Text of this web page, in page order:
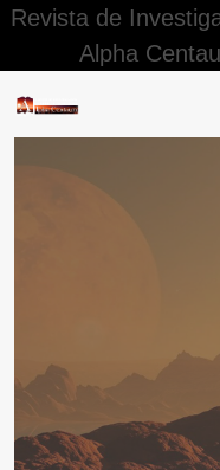
Revista de
Alpha
Revisión por